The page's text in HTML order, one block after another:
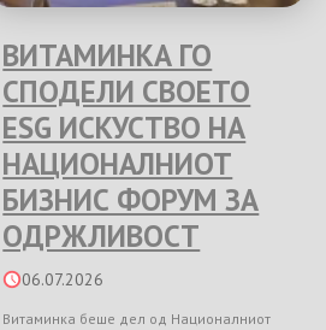
ВИТАМИНКА ГО
СПОДЕЛИ СВОЕТО
ESG ИСКУСТВО НА
НАЦИОНАЛНИОТ
БИЗНИС ФОРУМ ЗА
ОДРЖЛИВОСТ
06.07.2026
Витаминка беше дел од Националниот